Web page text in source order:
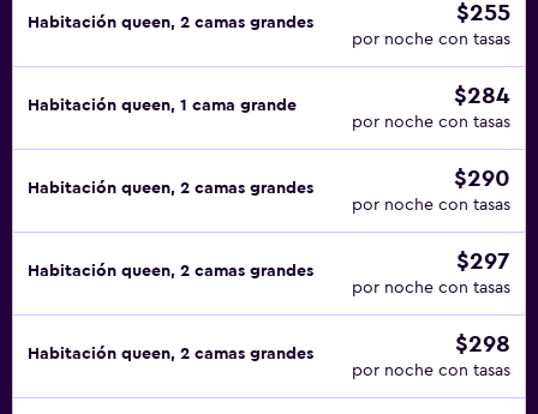
Habitación queen, 2 camas grandes $255
por noche con tasas
Habitación queen, 1 cama grande $284
por noche con tasas
Habitación queen, 2 camas grandes $290
por noche con tasas
Habitación queen, 2 camas grandes $297
por noche con tasas
Habitación queen, 2 camas grandes $298
por noche con tasas